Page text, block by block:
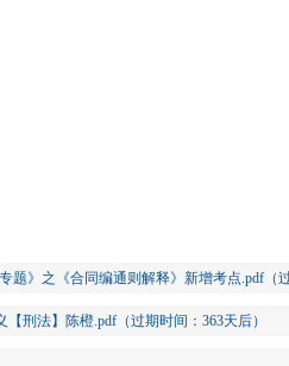
题》之《合同编通则解释》新增考点.pdf（
刑法】陈橙.pdf（过期时间：363天后）